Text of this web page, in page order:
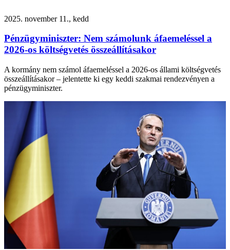
2025. november 11., kedd
Pénzügyminiszter: Nem számolunk áfaemeléssel a
2026-os költségvetés összeállításakor
A kormány nem számol áfaemeléssel a 2026-os állami költségvetés
összeállításakor – jelentette ki egy keddi szakmai rendezvényen a
pénzügyminiszter.